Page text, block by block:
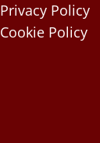
Privacy Policy
Cookie Policy